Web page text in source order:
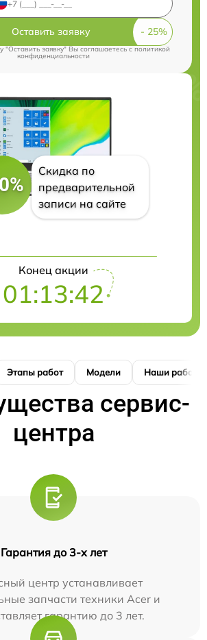
Оставить заявку
"Оставить заявку" Вы соглашаетесь cполитикой
конфиденциальности
Скидка по
предварительной
записи на сайте
Конец акции
01:13:41
Этапы работ Модели Наши работы
сервис-
центра
Гарантия до 3-х лет
центр устанавливает
запчасти техники Acer и
гарантию до 3 лет.